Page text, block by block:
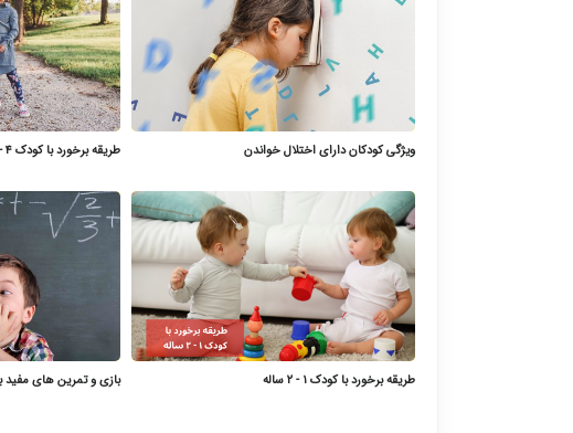
ویژگی کودکان دارای اختلال خواندن طریقه برخورد با کودک ۴ - ۵ ساله
طریقه برخورد با کودک ۱ - ۲ ساله بازی و تمرین های مفید